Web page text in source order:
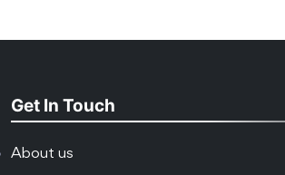
Get In Touch
About us